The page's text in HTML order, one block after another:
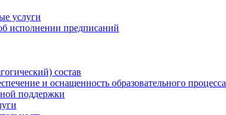
услуги
исполнении предписаний
состав
и оснащенность образовательного процесса
поддержки